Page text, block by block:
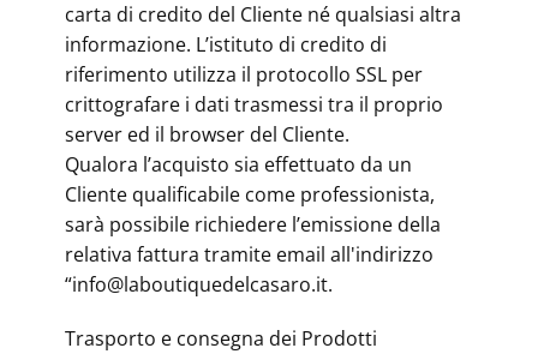
carta di credito del Cliente né qualsiasi altra
informazione. L’istituto di credito di
riferimento utilizza il protocollo SSL per
crittografare i dati trasmessi tra il proprio
server ed il browser del Cliente.
Qualora l’acquisto sia effettuato da un
Cliente qualificabile come professionista,
sarà possibile richiedere l’emissione della
relativa fattura tramite email all'indirizzo
“info@laboutiquedelcasaro.it.
Trasporto e consegna dei Prodotti